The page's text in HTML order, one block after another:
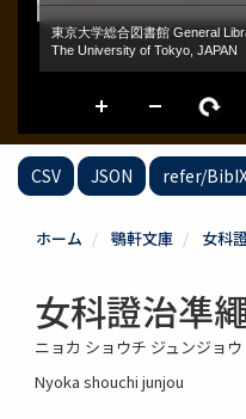
CSV JSON refer/
ホーム 鶚軒文庫 女科
女科證治凖
ニョカ ショウチ ジュンジョウ
Nyoka shouchi junjou